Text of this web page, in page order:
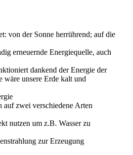
von der Sonne herrührend; auf die
erneuernde Energiequelle, auch
dankend der Energie der
wäre unsere Erde kalt und
auf zwei verschiedene Arten
nutzen um z.B. Wasser zu
zur Erzeugung